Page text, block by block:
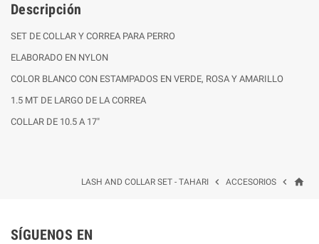
Descripción
SET DE COLLAR Y CORREA PARA PERRO
ELABORADO EN NYLON
COLOR BLANCO CON ESTAMPADOS EN VERDE, ROSA Y AMARILLO
1.5 MT DE LARGO DE LA CORREA
COLLAR DE 10.5 A 17"
home

ACCESORIOS

LASH AND COLLAR SET - TAHARI
SÍGUENOS EN